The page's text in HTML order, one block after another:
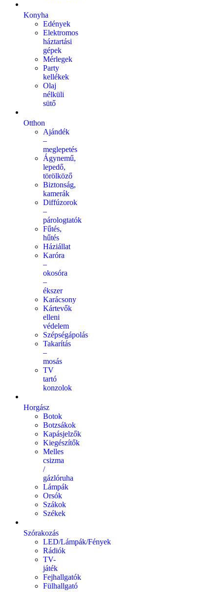
Konyha
Edények
Elektromos
háztartási
gépek
Mérlegek
Party
kellékek
Olaj
nélküli
sütő
Otthon
Ajándék
–
meglepetés
Ágynemű,
lepedő,
törölköző
Biztonság,
kamerák
Diffúzorok
–
párologtatók
Fűtés,
hűtés
Háziállat
Karóra
–
okosóra
–
ékszer
Karácsony
Kártevők
elleni
védelem
Szépségápolás
Takarítás
–
mosás
TV
tartó
konzolok
Horgász
Botok
Botzsákok
Kapásjelzők
Kiegészítők
Melles
csizma
/
gázlóruha
Lámpák
Orsók
Szákok
Székek
Szórakozás
LED/Lámpák/Fények
Rádiók
TV-
játék
Fejhallgatók
Fülhallgató